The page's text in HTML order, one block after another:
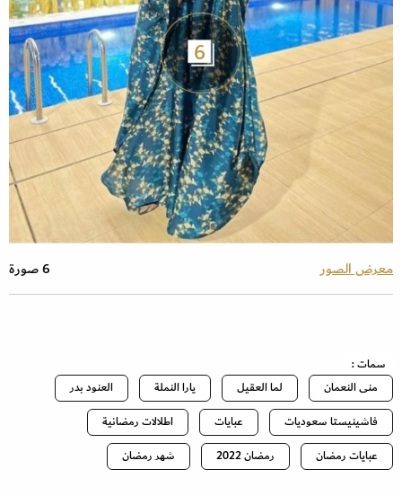
6
معرض الصور 6 صورة
سمات :
منى النعمان
لما العقيل يارا النملة
العنود بدر
فاشينيستا سعوديات
عبايات
اطلالات رمضانية
عبايات رمضان
رمضان 2022 شهر رمضان